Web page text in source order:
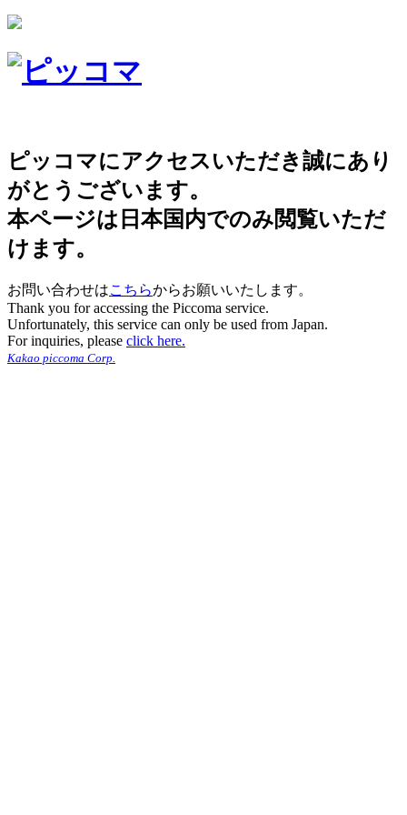
ピッコマにアクセスいただき誠にあり
がとうございます。
本ページは日本国内でのみ閲覧いただ
けます。
お問い合わせはこちらからお願いいたします。
Thank you for accessing the Piccoma service.
Unfortunately, this service can only be used from Japan.
For inquiries, please click here.
Kakao piccoma Corp.